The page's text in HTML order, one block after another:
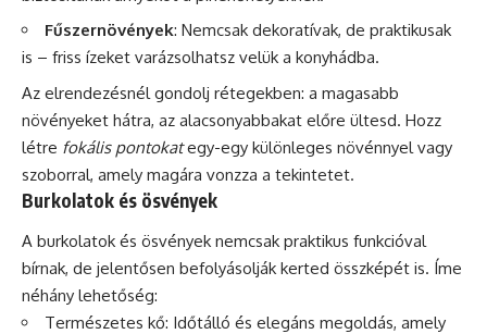
Fűszernövények: Nemcsak dekoratívak, de praktikusak
is – friss ízeket varázsolhatsz velük a konyhádba.
Az elrendezésnél gondolj rétegekben: a magasabb
növényeket hátra, az alacsonyabbakat előre ültesd. Hozz
létre fokális pontokategy-egy különleges növénnyel vagy
szoborral, amely magára vonzza a tekintetet.
Burkolatok és ösvények
A burkolatok és ösvények nemcsak praktikus funkcióval
bírnak, de jelentősen befolyásolják kerted összképét is. Íme
néhány lehetőség:
Természetes kő: Időtálló és elegáns megoldás, amely